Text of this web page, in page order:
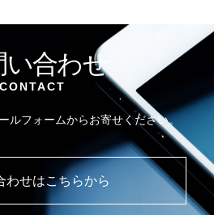
い合わせ
CONTACT
ルフォームからお寄せください。
わせはこちらから